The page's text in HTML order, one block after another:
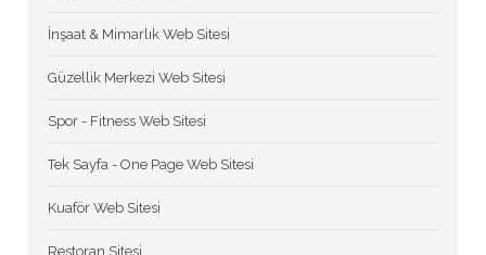
İnşaat & Mimarlık Web Sitesi
Güzellik Merkezi Web Sitesi
Spor - Fitness Web Sitesi
Tek Sayfa - One Page Web Sitesi
Kuaför Web Sitesi
Restoran Sitesi